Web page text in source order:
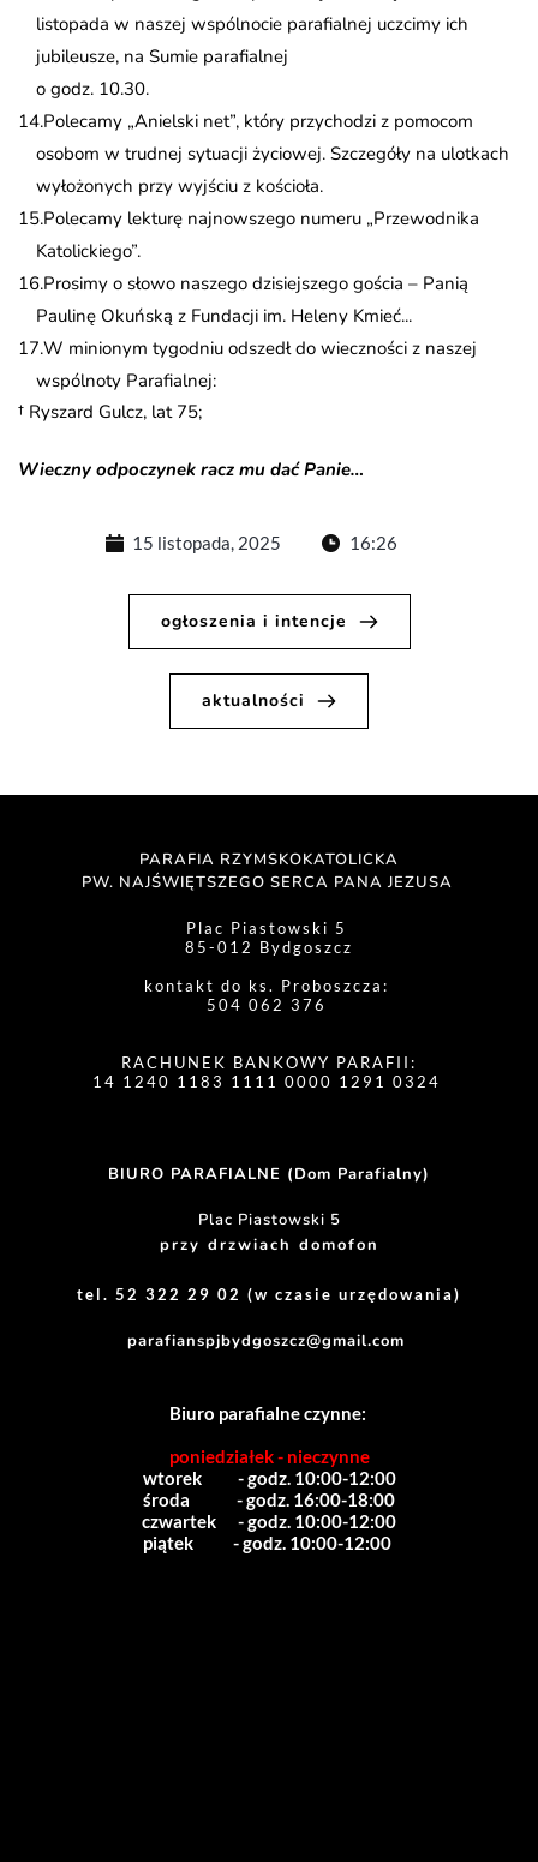
listopada w naszej wspólnocie parafialnej uczcimy ich
jubileusze, na Sumie parafialnej
o godz. 10.30.
Polecamy „Anielski net”, który przychodzi z pomocom
osobom w trudnej sytuacji życiowej. Szczegóły na ulotkach
wyłożonych przy wyjściu z kościoła.
Polecamy lekturę najnowszego numeru „Przewodnika
Katolickiego”.
Prosimy o słowo naszego dzisiejszego gościa – Panią
Paulinę Okuńską z Fundacji im. Heleny Kmieć...
W minionym tygodniu odszedł do wieczności z naszej
wspólnoty Parafialnej:
† Ryszard Gulcz, lat 75;
Wieczny odpoczynek racz mu dać Panie…
15 listopada, 2025 16:26
ogłoszenia i intencje
aktualności
PARAFIA RZYMSKOKATOLICKA
PW. NAJŚWIĘTSZEGO SERCA PANA JEZUSA
Plac Piastowski 5
85-012 Bydgoszcz
kontakt do ks. Proboszcza:
504 062 376
RACHUNEK BANKOWY PARAFII:
14 1240 1183 1111 0000 1291 0324
BIURO PARAFIALNE (Dom Parafialny)
Plac Piastowski 5
przy drzwiach domofon
tel. 52 322 29 02 (w czasie urzędowania)
parafianspjbydgoszcz@gmail.com
Biuro parafialne czynne:
poniedziałek - nieczynne
wtorek          - godz. 10:00-12:00
środa             - godz. 16:00-18:00
czwartek      - godz. 10:00-12:00
piątek           - godz. 10:00-12:00